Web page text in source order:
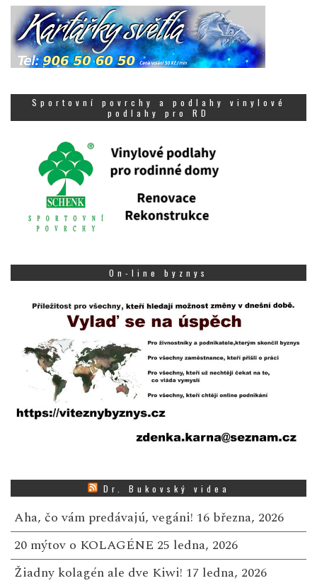
Sportovní povrchy a podlahy vinylové
podlahy pro RD
On-line byznys
Dr. Bukovský videa
Aha, čo vám predávajú, vegáni! 16 března, 2026
20 mýtov o KOLAGÉNE 25 ledna, 2026
Žiadny kolagén ale dve Kiwi! 17 ledna, 2026